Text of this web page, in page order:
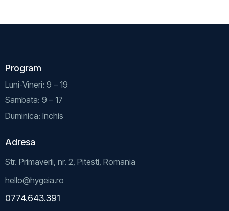
Program
Luni-Vineri: 9 – 19
Sambata: 9 – 17
Duminica: Inchis
Adresa
Str. Primaverii, nr. 2, Pitesti, Romania
hello@hygeia.ro
0774.643.391